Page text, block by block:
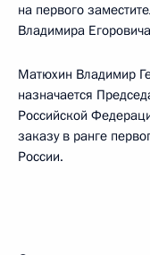
на первого
Владимира
Матюхин Владимир
назначается
Российской
заказу в ранге
России.